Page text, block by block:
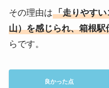
その理由は「走りやす
山）を感じられ、箱根
らです。
良かった点